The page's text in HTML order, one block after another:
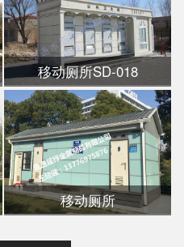
移动厕所SD-018
移动厕所